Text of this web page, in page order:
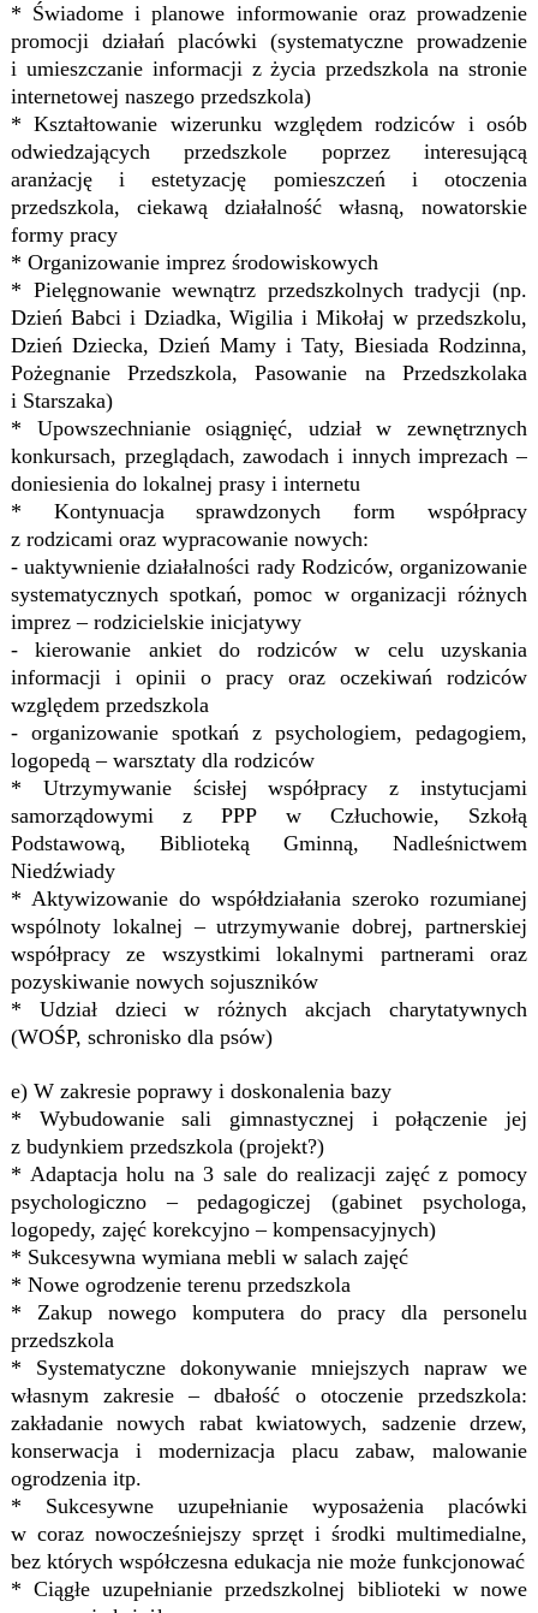
* Świadome i planowe informowanie oraz prowadzenie
promocji działań placówki (systematyczne prowadzenie
i umieszczanie informacji z życia przedszkola na stronie
internetowej naszego przedszkola)
* Kształtowanie wizerunku względem rodziców i osób
odwiedzających przedszkole poprzez interesującą
aranżację i estetyzację pomieszczeń i otoczenia
przedszkola, ciekawą działalność własną, nowatorskie
formy pracy
* Organizowanie imprez środowiskowych
* Pielęgnowanie wewnątrz przedszkolnych tradycji (np.
Dzień Babci i Dziadka, Wigilia i Mikołaj w przedszkolu,
Dzień Dziecka, Dzień Mamy i Taty, Biesiada Rodzinna,
Pożegnanie Przedszkola, Pasowanie na Przedszkolaka
i Starszaka)
* Upowszechnianie osiągnięć, udział w zewnętrznych
konkursach, przeglądach, zawodach i innych imprezach –
doniesienia do lokalnej prasy i internetu
* Kontynuacja sprawdzonych form współpracy
z rodzicami oraz wypracowanie nowych:
- uaktywnienie działalności rady Rodziców, organizowanie
systematycznych spotkań, pomoc w organizacji różnych
imprez – rodzicielskie inicjatywy
- kierowanie ankiet do rodziców w celu uzyskania
informacji i opinii o pracy oraz oczekiwań rodziców
względem przedszkola
- organizowanie spotkań z psychologiem, pedagogiem,
logopedą – warsztaty dla rodziców
* Utrzymywanie ścisłej współpracy z instytucjami
samorządowymi z PPP w Człuchowie, Szkołą
Podstawową, Biblioteką Gminną, Nadleśnictwem
Niedźwiady
* Aktywizowanie do współdziałania szeroko rozumianej
wspólnoty lokalnej – utrzymywanie dobrej, partnerskiej
współpracy ze wszystkimi lokalnymi partnerami oraz
pozyskiwanie nowych sojuszników
* Udział dzieci w różnych akcjach charytatywnych
(WOŚP, schronisko dla psów)
e) W zakresie poprawy i doskonalenia bazy
* Wybudowanie sali gimnastycznej i połączenie jej
z budynkiem przedszkola (projekt?)
* Adaptacja holu na 3 sale do realizacji zajęć z pomocy
psychologiczno – pedagogiczej (gabinet psychologa,
logopedy, zajęć korekcyjno – kompensacyjnych)
* Sukcesywna wymiana mebli w salach zajęć
* Nowe ogrodzenie terenu przedszkola
* Zakup nowego komputera do pracy dla personelu
przedszkola
* Systematyczne dokonywanie mniejszych napraw we
własnym zakresie – dbałość o otoczenie przedszkola:
zakładanie nowych rabat kwiatowych, sadzenie drzew,
konserwacja i modernizacja placu zabaw, malowanie
ogrodzenia itp.
* Sukcesywne uzupełnianie wyposażenia placówki
w coraz nowocześniejszy sprzęt i środki multimedialne,
bez których współczesna edukacja nie może funkcjonować
* Ciągłe uzupełnianie przedszkolnej biblioteki w nowe